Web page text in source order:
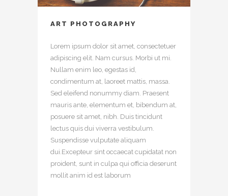
ART PHOTOGRAPHY
Lorem ipsum dolor sit amet, consectetuer
adipiscing elit. Nam cursus. Morbi ut mi.
Nullam enim leo, egestas id,
condimentum at, laoreet mattis, massa.
Sed eleifend nonummy diam. Praesent
mauris ante, elementum et, bibendum at,
posuere sit amet, nibh. Duis tincidunt
lectus quis dui viverra vestibulum.
Suspendisse vulputate aliquam
dui.Excepteur sint occaecat cupidatat non
proident, sunt in culpa qui officia deserunt
mollit anim id est laborum